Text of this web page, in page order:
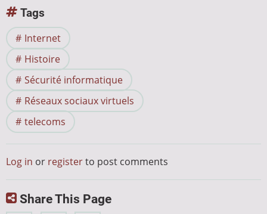
Tags
Internet
Histoire
Sécurité informatique
Réseaux sociaux virtuels
telecoms
Log in or registerto post comments
Share This Page